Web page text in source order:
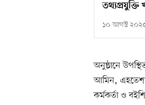
১০ আগস্ট
অনুষ্ঠানে
আমিন,
কর্মকর্তা ও